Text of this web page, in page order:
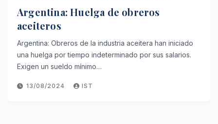
Argentina: Huelga de obreros
aceiteros
Argentina: Obreros de la industria aceitera han iniciado
una huelga por tiempo indeterminado por sus salarios.
Exigen un sueldo mínimo…
13/08/2024 IST